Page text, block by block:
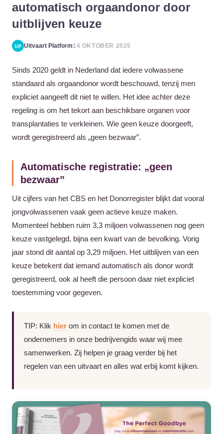
automatisch orgaandonor door
uitblijven keuze
Uitvaart Platform14 OKTOBER 2025
Sinds 2020 geldt in Nederland dat iedere volwassene
standaard als orgaandonor wordt beschouwd, tenzij men
expliciet aangeeft dit niet te willen. Het idee achter deze
regeling is om het tekort aan beschikbare organen voor
transplantaties te verkleinen. Wie geen keuze doorgeeft,
wordt geregistreerd als „geen bezwaar”.
Automatische registratie: „geen
bezwaar”
Uit cijfers van het CBS en het Donorregister blijkt dat vooral
jongvolwassenen vaak geen actieve keuze maken.
Momenteel hebben ruim 3,3 miljoen volwassenen nog geen
keuze vastgelegd, bijna een kwart van de bevolking. Vorig
jaar stond dit aantal op 3,29 miljoen. Het uitblijven van een
keuze betekent dat iemand automatisch als donor wordt
geregistreerd, ook al heeft die persoon daar niet expliciet
toestemming voor gegeven.
TIP: Klik hier om in contact te komen met de
ondernemers in onze bedrijvengids waar wij mee
samenwerken. Zij helpen je graag verder bij het
regelen van een uitvaart en alles wat erbij komt kijken.